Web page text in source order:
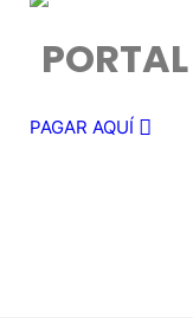
PAGAR AQUÍ